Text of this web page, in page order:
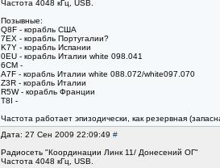
Частота 4048 кГц, USB.
Позывные:
Q8F - корабль США
7EX - корабль Португалии?
K7Y - корабль Испании
0EU - корабль Италии white 098.041
6CM -
A7F - корабль Италии white 088.072/white097.070
Z3R - корабль Италии
R5W - корабль Франции
T8I -
Частота работает эпизодически, как резервная
Дата: 27 Сен 2009 22:09:49 #
Радиосеть "Координации Линк 11/ Донесений ОГ"
Частота 4048 кГц, USB.